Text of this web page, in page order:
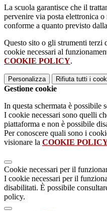
La scuola garantisce che il
pervenire via posta elettronica
conforme a quanto previsto
Questo sito o gli strumenti terzi
cookie necessari al
COOKIE POLICY.
Personalizza Rifiuta tutti i
Gestione cookie
In questa schermata è possibile
I cookie necessari sono quelli
piattaforma e non è possibile
Per conoscere quali sono i
visionare la COOKIE
Cookie necessari per il
I cookie necessari per il
disabilitati. È possibile
policy.